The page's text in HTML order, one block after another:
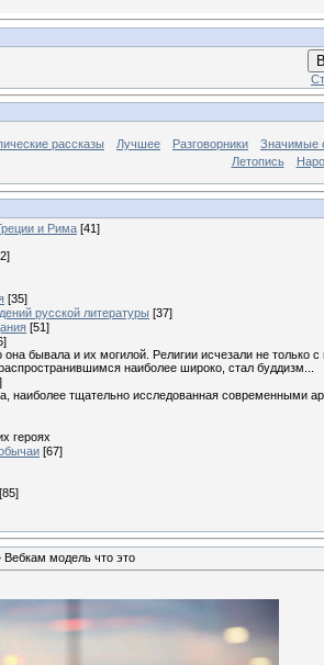
рассказы Лучшее Разговорники
Значимые
Летопись
и Рима [41]
[35]
русской литературы [37]
[51]
бывала и их могилой. Религии исчезали не
наиболее широко, стал буддизм...
наиболее тщательно исследованная современными
героях
[67]
[85]
Вебкам модель что это